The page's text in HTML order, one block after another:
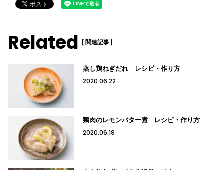
Related [ 関連記事 ]
蒸し鶏ねぎだれ レシピ・作り方
2020.06.22
鶏肉のレモンバター煮 レシピ・作り方
2020.06.19